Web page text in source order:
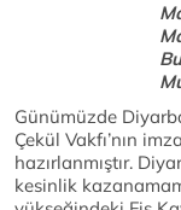
Günümüzde
Çekül Vakfı’nın
hazırlanmıştır.
kesinlik